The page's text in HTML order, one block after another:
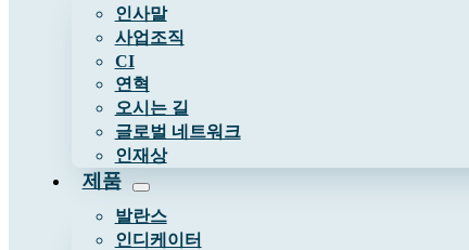
인사말
사업조직
CI
연혁
오시는 길
글로벌 네트워크
인재상
제품
발란스
인디케이터